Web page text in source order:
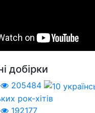
добірки
205484
рок-хітів
192177